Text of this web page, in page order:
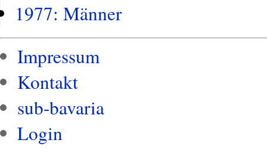
1977: Männer
Impressum
Kontakt
sub-bavaria
Login